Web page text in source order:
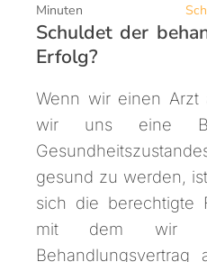
Minuten
Schuldet der
Erfolg?
Wenn wir einen Arzt
wir uns eine
gesund zu werden,
sich die berechtigte
mit dem wir
Behandlungsvertrag